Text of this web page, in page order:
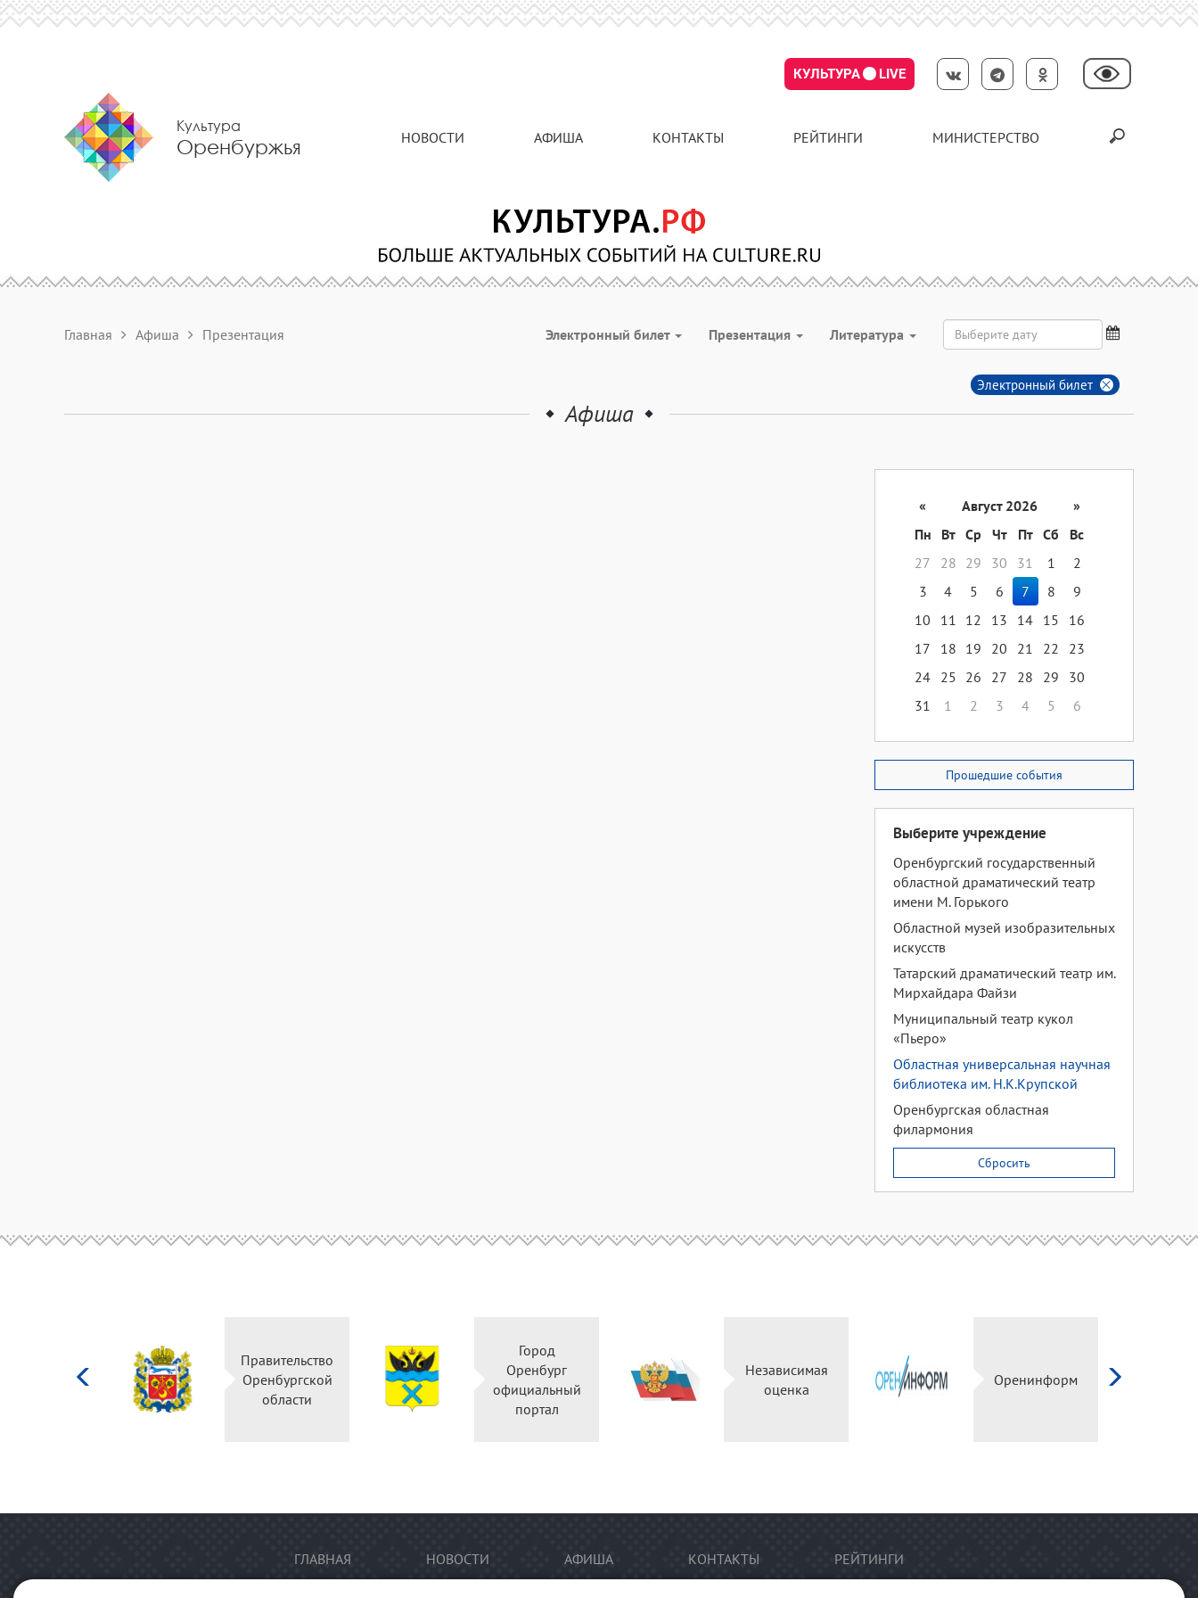
КУЛЬТУРА LIVE
Культура
Оренбуржья НОВОСТИ АФИША КОНТАКТЫ РЕЙТИНГИ МИНИСТЕРСТВО
Главная Афиша Презентация Электронный билет Презентация Литература
Электронный билет
Афиша
« Август 2026
»
Пн
Вт Ср Чт Пт Сб
Вс
27
28 29 30 31 1
2
3
4 5 6 7 8
9
10
11 12 13 14 15
16
17
18 19 20 21 22
23
24 25 26 27 28 29
30
31
1 2 3 4 5 6
Прошедшие события
Выберите учреждение
Оренбургский государственный
областной драматический театр
имени М. Горького
Областной музей изобразительных
искусств
Татарский драматический театр им.
Мирхайдара Файзи
Муниципальный театр кукол
«Пьеро»
Областная универсальная научная
библиотека им. Н.К.Крупской
Оренбургская областная
филармония
Сбросить
Правительство
Оренбургской
области
Город
Оренбург
официальный
портал
Независимая
оценка
Оренинформ
ГЛАВНАЯ НОВОСТИ АФИША КОНТАКТЫ РЕЙТИНГИ